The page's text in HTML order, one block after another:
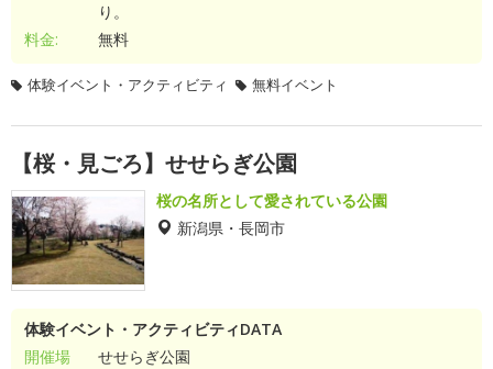
り。
料金:
無料
体験イベント・アクティビティ 無料イベント
【桜・見ごろ】せせらぎ公園
桜の名所として愛されている公園
新潟県・長岡市
体験イベント・アクティビティDATA
開催場
せせらぎ公園